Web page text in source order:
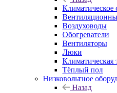
Климатическое
Воздуховоды
Обогреватели
Вентиляторы
Люки
Климатическая
Тёплый пол
Низковольтное
Назад